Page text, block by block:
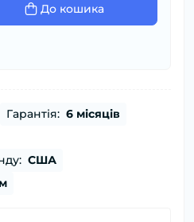
До кошика
Гарантія: 6 місяців
США